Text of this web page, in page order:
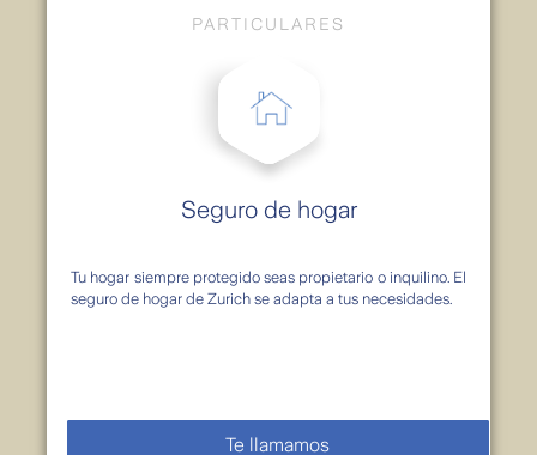
PARTICULARES
Seguro de hogar
Tu hogar siempre protegido seas propietario o inquilino. El
seguro de hogar de Zurich se adapta a tus necesidades.
Te llamamos